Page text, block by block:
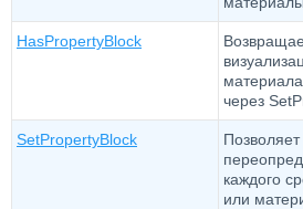
HasPropertyBlock
через
SetPropertyBlock
Позволяет
каждого
или